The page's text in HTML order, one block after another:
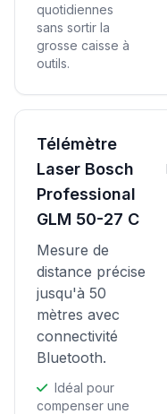
quotidiennes
sans sortir la
grosse caisse à
outils.
Télémètre
Laser Bosch
Professional
GLM 50-27 C
Mesure de
distance précise
jusqu'à 50
mètres avec
connectivité
Bluetooth.
Idéal pour
compenser une